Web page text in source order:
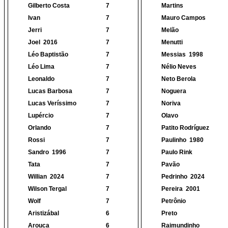
Gilberto Costa 7
Martins
Ivan
7
Mauro Campos
Jerri
7
Melão
Joel
2016 7
Menutti
Léo Baptistão
7 Messias 1998
Léo Lima
7
Nélio Neves
Leonaldo
7
Neto Berola
Lucas Barbosa
7
Noguera
Lucas Veríssimo
7
Noriva
Lupércio
7
Olavo
Orlando
7
Patito Rodríguez
Rossi
7 Paulinho 1980
Sandro 1996 7
Paulo Rink
Tata
7
Pavão
Willian 2024 7 Pedrinho 2024
Wilson Tergal
7 Pereira 2001
Wolf
7
Petrônio
Aristizábal
6
Preto
Arouca
6 Raimundinho